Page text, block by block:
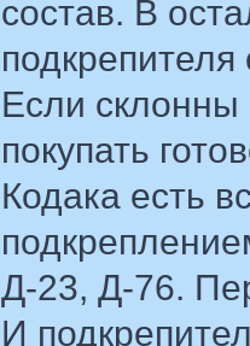
состав. В
подкрепителя
Если склонны
покупать
Кодака есть
Д-23, Д-76.
И